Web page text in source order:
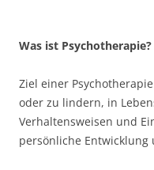
Was ist Psychotherapie?
Ziel einer
oder zu lindern, in
Verhaltensweisen und
persönliche